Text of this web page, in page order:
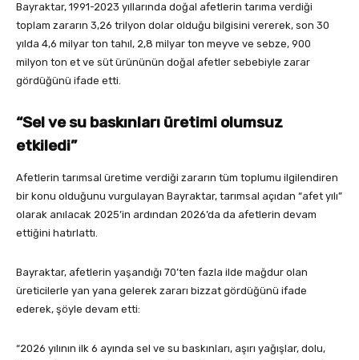
Bayraktar, 1991-2023 yıllarında doğal afetlerin tarıma verdiği
toplam zararın 3,26 trilyon dolar olduğu bilgisini vererek, son 30
yılda 4,6 milyar ton tahıl, 2,8 milyar ton meyve ve sebze, 900
milyon ton et ve süt ürününün doğal afetler sebebiyle zarar
gördüğünü ifade etti.
“Sel ve su baskınları üretimi olumsuz
etkiledi”
Afetlerin tarımsal üretime verdiği zararın tüm toplumu ilgilendiren
bir konu olduğunu vurgulayan Bayraktar, tarımsal açıdan “afet yılı”
olarak anılacak 2025’in ardından 2026’da da afetlerin devam
ettiğini hatırlattı.
Bayraktar, afetlerin yaşandığı 70’ten fazla ilde mağdur olan
üreticilerle yan yana gelerek zararı bizzat gördüğünü ifade
ederek, şöyle devam etti:
“2026 yılının ilk 6 ayında sel ve su baskınları, aşırı yağışlar, dolu,